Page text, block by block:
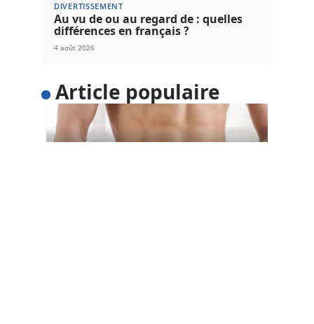
DIVERTISSEMENT
Au vu de ou au regard de : quelles
différences en français ?
4 août 2026
Article populaire